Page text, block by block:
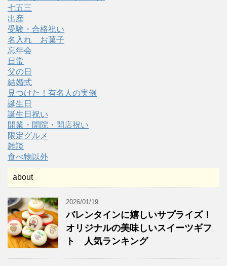
七五三
出産
受験・合格祝い
名入れ お菓子
忘年会
日常
父の日
結婚式
見つけた！有名人の実例
誕生日
誕生日祝い
開業・開院・開店祝い
限定グルメ
雑談
食べ物以外
about
2026/01/19
バレンタインに嬉しいサプライズ！
オリジナルの美味しいスイーツギフ
ト 人気ランキング